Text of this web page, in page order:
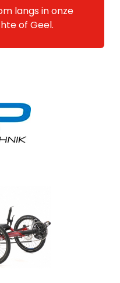
langs in onze
of Geel.